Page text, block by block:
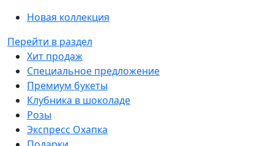
Новая коллекция
Перейти в раздел
Хит продаж
Специальное предложение
Премиум букеты
Клубника в шоколаде
Розы
Экспресс Охапка